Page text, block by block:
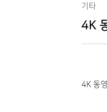
기타
4K
4K 동